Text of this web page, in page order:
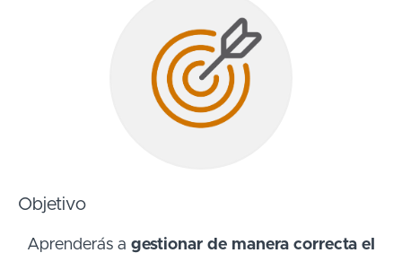
Objetivo
Aprenderás a gestionar de manera correcta el